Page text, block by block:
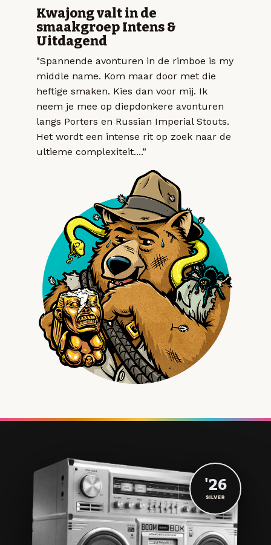
Kwajong valt in de
smaakgroep Intens &
Uitdagend
"Spannende avonturen in de rimboe is my
middle name. Kom maar door met die
heftige smaken. Kies dan voor mij. Ik
neem je mee op diepdonkere avonturen
langs Porters en Russian Imperial Stouts.
Het wordt een intense rit op zoek naar de
ultieme complexiteit....”
'26
SILVER